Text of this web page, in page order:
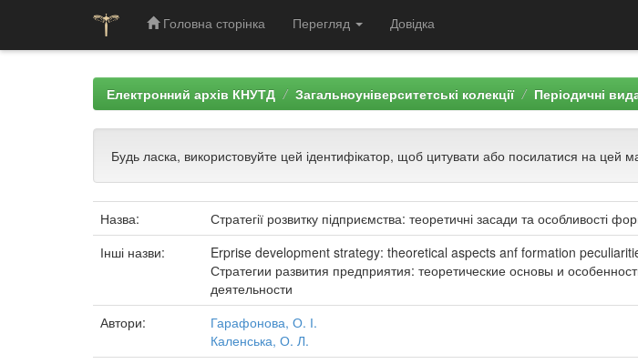
Головна сторінка Перегляд Довідка
Електронний архів КНУТД Загальноуніверситетські колекції Періодичні
Будь ласка, використовуйте цей ідентифікатор, щоб цитувати або посилатися на цей
Назва:
Стратегії розвитку підприємства: теоретичні засади та особливості
Інші назви:
Erprise development strategy: theoretical aspects anf formation
Стратегии развития предприятия: теоретические основы и
деятельности
Автори:
Гарафонова, О. І.
Каленська, О. Л.